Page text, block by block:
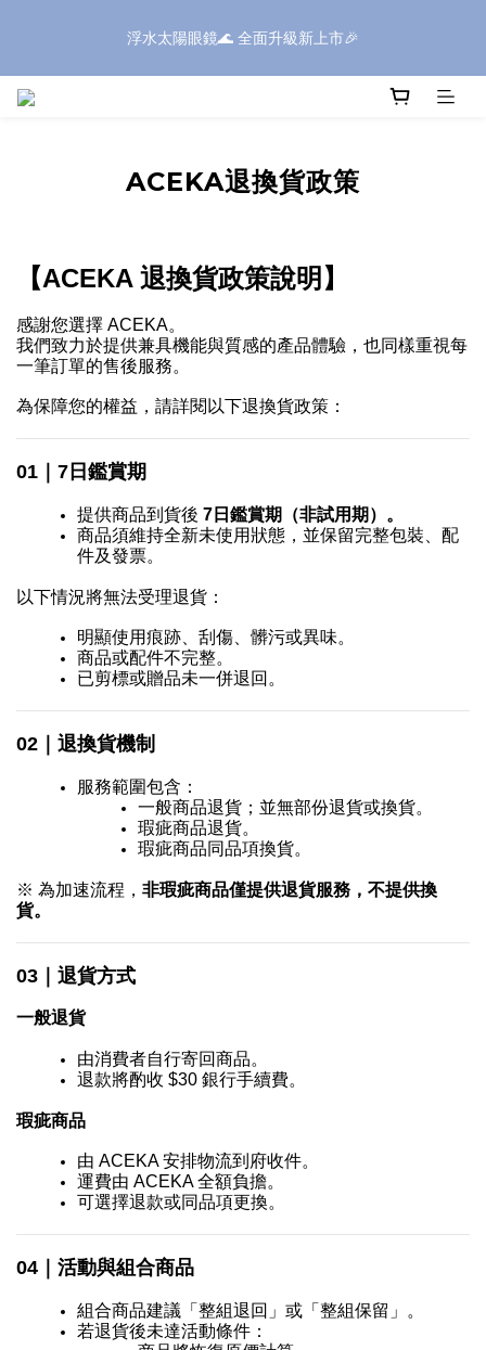
浮水太陽眼鏡🌊 全面升級新上市🎉
⚠️SONIC系列部分商品，因包裝體積較大，如購買三個(含)以上｜
送貨方式請選擇「新竹物流」
浮水太陽眼鏡🌊 全面升級新上市🎉
ACEKA退換貨政策
【ACEKA 退換貨政策說明】
感謝您選擇 ACEKA。
我們致力於提供兼具機能與質感的產品體驗，也同樣重視每
一筆訂單的售後服務。
為保障您的權益，請詳閱以下退換貨政策：
01｜7日鑑賞期
提供商品到貨後 7日鑑賞期（非試用期）。
商品須維持全新未使用狀態，並保留完整包裝、配
件及發票。
以下情況將無法受理退貨：
明顯使用痕跡、刮傷、髒污或異味。
商品或配件不完整。
已剪標或贈品未一併退回。
02｜退換貨機制
服務範圍包含：
一般商品退貨；並無部份退貨或換貨。
瑕疵商品退貨。
瑕疵商品同品項換貨。
※ 為加速流程， 非瑕疵商品僅提供退貨服務，不提供換
貨。
03｜退貨方式
一般退貨
由消費者自行寄回商品。
退款將酌收 $30 銀行手續費。
瑕疵商品
由 ACEKA 安排物流到府收件。
運費由 ACEKA 全額負擔。
可選擇退款或同品項更換。
04｜活動與組合商品
組合商品建議「整組退回」或「整組保留」。
若退貨後未達活動條件：